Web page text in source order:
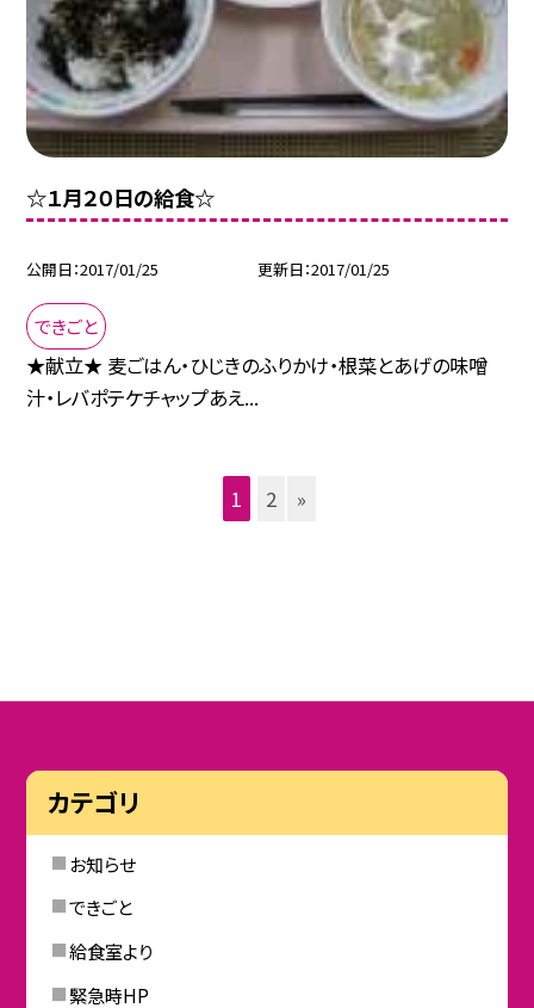
☆１月２０日の給食☆
公開日 2017/01/25 更新日 2017/01/25
できごと
★献立★ 麦ごはん・ひじきのふりかけ・根菜とあげの味噌
汁・レバポテケチャップあえ...
1 2 »
カテゴリ
お知らせ
できごと
給食室より
緊急時HP